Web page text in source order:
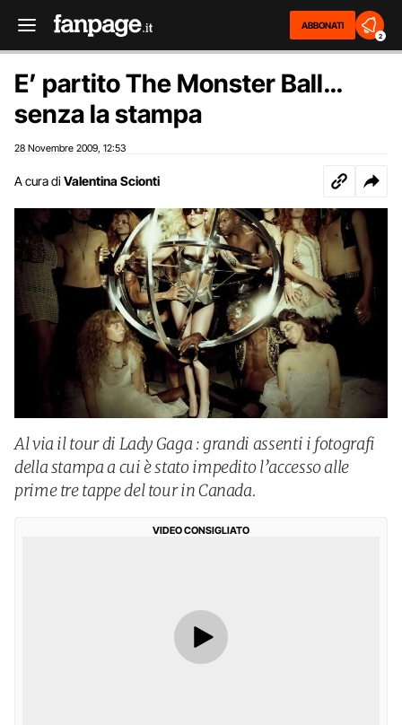
ABBONATI
2
E’ partito The Monster Ball…
senza la stampa
28 Novembre 2009 12:53
A cura di Valentina Scionti
Al via il tour di Lady Gaga : grandi assenti i fotografi
della stampa a cui è stato impedito l’accesso alle
prime tre tappe del tour in Canada.
VIDEO CONSIGLIATO